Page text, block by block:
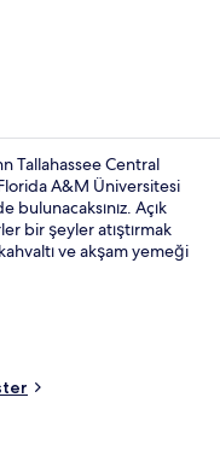
Tallahassee Central
A&M Üniversitesi
bulunacaksınız. Açık
bir şeyler atıştırmak
ve akşam yemeği
olanakları
ve mikrodalga fırın gibi
yerinin genel